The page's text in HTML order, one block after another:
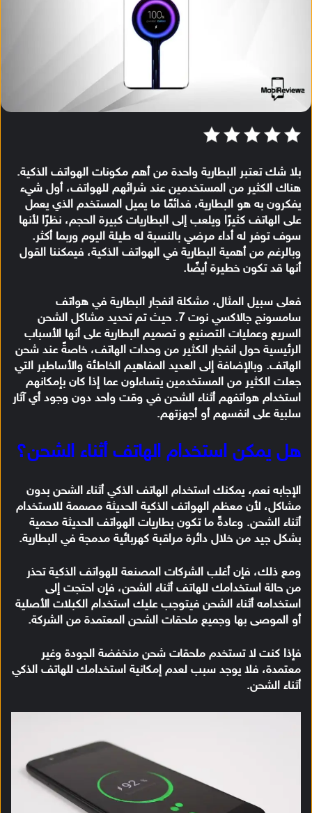
بلا شك تعتبر البطارية واحدة من أهم مكونات الهواتف الذكية.
هناك الكثير من المستخدمين عند شرائهم للهواتف، أول شيء
يفكرون به هو البطارية، فدائمًا ما يميل المستخدم الذي يعمل
على الهاتف كثيرًا ويلعب إلى البطاريات كبيرة الحجم، نظرًا لأنها
سوف توفر له أداء مرضي بالنسبة له طيلة اليوم وربما أكثر.
وبالرغم من أهمية البطارية في الهواتف الذكية، فيمكننا القول
أنها قد تكون خطيرة أيضًا.
فعلى سبيل المثال، مشكلة انفجار البطارية في هواتف
سامسونج جالاكسي نوت 7. حيث تم تحديد مشاكل الشحن
السريع وعمليات التصنيع و تصميم البطارية على أنها الأسباب
الرئيسية حول انفجار الكثير من وحدات الهاتف، خاصةً عند شحن
الهاتف. وبالإضافة إلى العديد المفاهيم الخاطئة والأساطير التي
جعلت الكثير من المستخدمين يتساءلون عما إذا كان بإمكانهم
استخدام هواتفهم أثناء الشحن في وقت واحد دون وجود أي آثار
سلبية على انفسهم أو أجهزتهم.
هل يمكن استخدام الهاتف أثناء الشحن؟
الإجابه نعم، يمكنك استخدام الهاتف الذكي أثناء الشحن بدون
مشاكل، لأن معظم الهواتف الذكية الحديثة مصممة للاستخدام
أثناء الشحن. وعادةً ما تكون بطاريات الهواتف الحديثة محمية
بشكل جيد من خلال دائرة مراقبة كهربائية مدمجة في البطارية.
ومع ذلك، فإن أغلب الشركات المصنعة للهواتف الذكية تحذر
من حالة استخدامك للهاتف أثناء الشحن، فإن احتجت إلى
استخدامه أثناء الشحن فيتوجب عليك استخدام الكبلات الأصلية
أو الموصى بها وجميع ملحقات الشحن المعتمدة من الشركة.
فإذا كنت لا تستخدم ملحقات شحن منخفضة الجودة وغير
معتمدة، فلا يوجد سبب لعدم إمكانية استخدامك للهاتف الذكي
أثناء الشحن.